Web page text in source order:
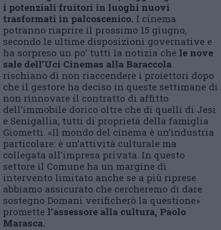
i potenziali fruitori in luoghi nuovi
trasformati in palcoscenico. I cinema
potranno riaprire il prossimo 15 giugno,
secondo le ultime disposizioni governative e
ha sorpreso un po’ tutti la notizia che le nove
sale dell’Uci Cinemas alla Baraccola
rischiano di non riaccendere i proiettori dopo
che il gestore ha deciso in queste settimane di
non rinnovare il contratto di affitto
dell’immobile dorico oltre che di quelli di Jesi
e Senigallia, tutti di proprietà della famiglia
Giometti. «Il mondo del cinema è un’industria
particolare: è un’attività culturale ma
collegata all’impresa privata. In questo
settore il Comune ha un margine di
intervento limitato anche se a più riprese
abbiamo assicurato che cercheremo di dare
sostegno Domani verificherò la questione»
promette l’assessore alla cultura, Paolo
Marasca.